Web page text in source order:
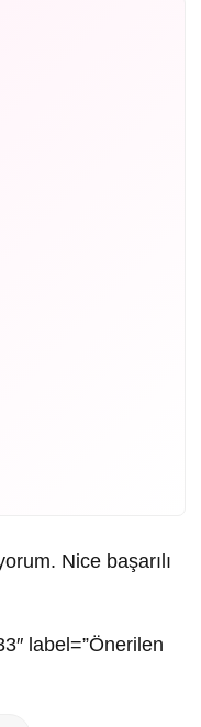
Nice başarılı
label=”Önerilen